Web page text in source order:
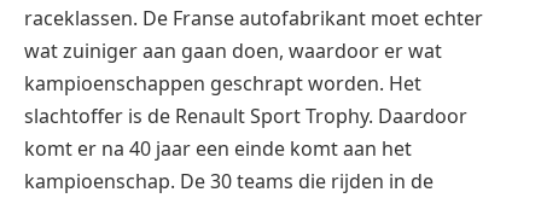
raceklassen. De Franse autofabrikant moet echter
wat zuiniger aan gaan doen, waardoor er wat
kampioenschappen geschrapt worden. Het
slachtoffer is de Renault Sport Trophy. Daardoor
komt er na 40 jaar een einde komt aan het
kampioenschap. De 30 teams die rijden in de